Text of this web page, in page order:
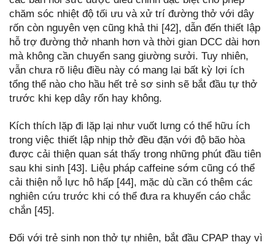
chăm sóc nhiệt độ tối ưu và xử trí đường thở với dây
rốn còn nguyên vẹn cũng khả thi [42], dẫn đến thiết lập
hỗ trợ đường thở nhanh hơn và thời gian DCC dài hơn
mà không cần chuyển sang giường sưởi. Tuy nhiên,
vẫn chưa rõ liệu điều này có mang lại bất kỳ lợi ích
tổng thể nào cho hầu hết trẻ sơ sinh sẽ bắt đầu tự thở
trước khi kẹp dây rốn hay không.
Kích thích lặp đi lặp lại như vuốt lưng có thể hữu ích
trong việc thiết lập nhịp thở đều đặn với độ bão hòa
được cải thiện quan sát thấy trong những phút đầu tiên
sau khi sinh [43]. Liệu pháp caffeine sớm cũng có thể
cải thiện nỗ lực hô hấp [44], mặc dù cần có thêm các
nghiên cứu trước khi có thể đưa ra khuyến cáo chắc
chắn [45].
Đối với trẻ sinh non thở tự nhiên, bắt đầu CPAP thay vì